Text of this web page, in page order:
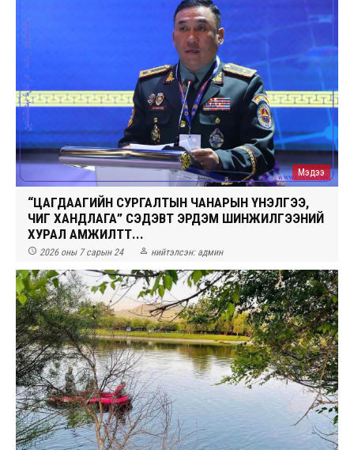
Мэдээ
“ЦАГДААГИЙН СУРГАЛТЫН ЧАНАРЫН ҮНЭЛГЭЭ,
ЧИГ ХАНДЛАГА” СЭДЭВТ ЭРДЭМ ШИНЖИЛГЭЭНИЙ
ХУРАЛ АМЖИЛТТ...
 2026 оны 7 сарын 24  нийтэлсэн: админ